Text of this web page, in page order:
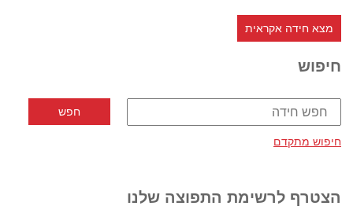
מצא חידה אקראית
חיפוש
חיפוש מתקדם
הצטרף לרשימת התפוצה שלנו